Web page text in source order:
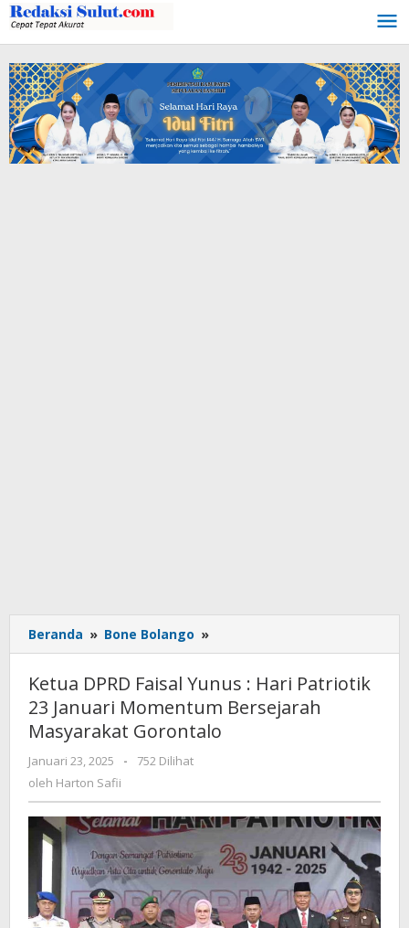
Lewati
ke
konten
Beranda » Bone Bolango »
DPRD
Yunus
:
Hari
Momentum
Bersejarah
Masyarakat
Gorontalo
Ketua DPRD Faisal Yunus : Hari Patriotik
23 Januari Momentum Bersejarah
Masyarakat Gorontalo
Januari 23, 2025
oleh
-
752 Dilihat
oleh Harton Safii